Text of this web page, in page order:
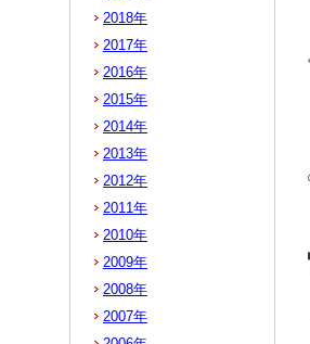
2018年
2017年
2016年
2015年
2014年
2013年
2012年
2011年
2010年
2009年
2008年
2007年